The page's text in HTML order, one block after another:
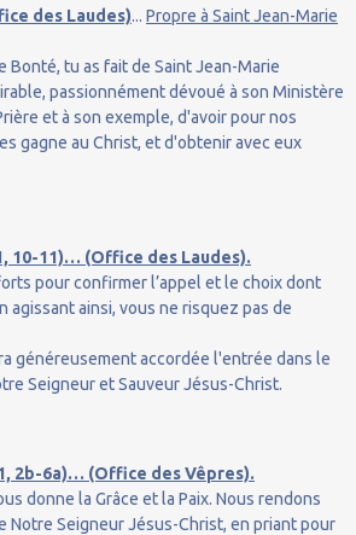
des Laudes)... Propre à Saint Jean-Marie
Bonté, tu as fait de Saint Jean-Marie
passionnément dévoué à son Ministère
et à son exemple, d'avoir pour nos
gagne au Christ, et d'obtenir avec eux
10-11)… (Office des Laudes).
pour confirmer l’appel et le choix dont
agissant ainsi, vous ne risquez pas de
généreusement accordée l'entrée dans le
Seigneur et Sauveur Jésus-Christ.
2b-6a)… (Office des Vêpres).
donne la Grâce et la Paix. Nous rendons
Notre Seigneur Jésus-Christ, en priant pour